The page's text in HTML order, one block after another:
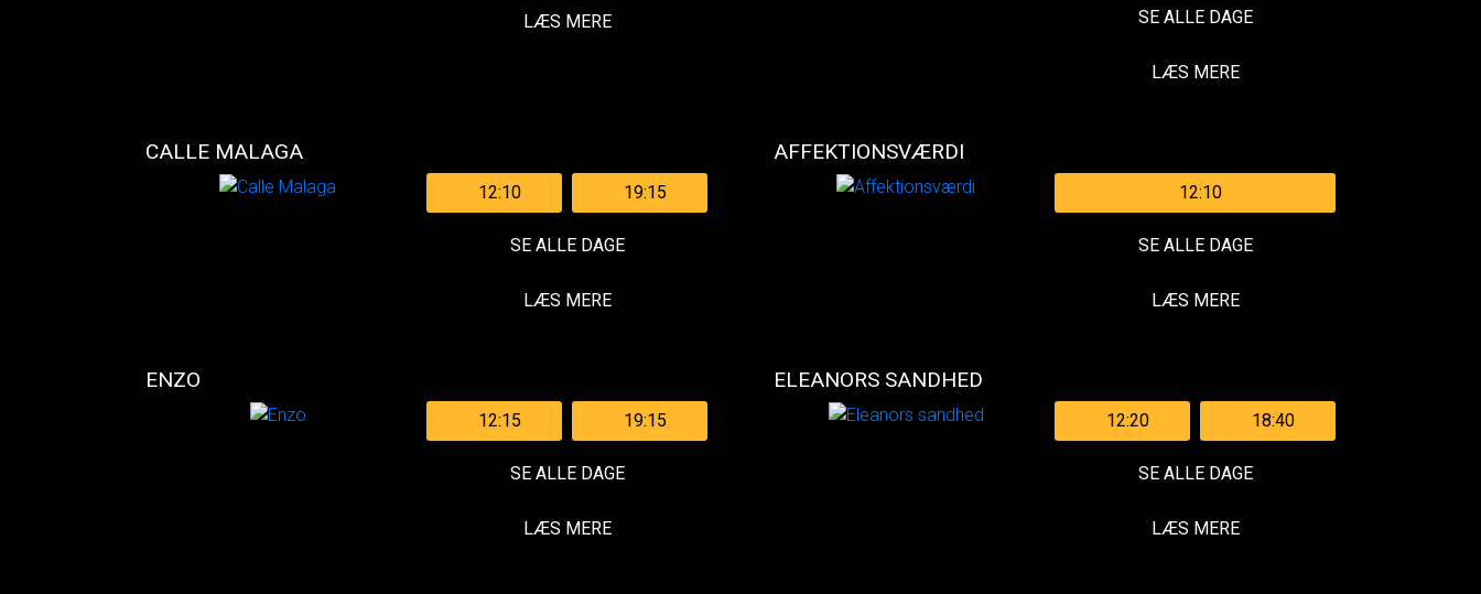
LÆS MERE SE ALLE DAGE
LÆS MERE
CALLE MALAGA
12:10 19:15
SE ALLE DAGE
LÆS MERE
AFFEKTIONSVÆRDI
12:10
SE ALLE DAGE
LÆS MERE
ENZO
12:15 19:15
SE ALLE DAGE
LÆS MERE
ELEANORS SANDHED
12:20 18:40
SE ALLE DAGE
LÆS MERE